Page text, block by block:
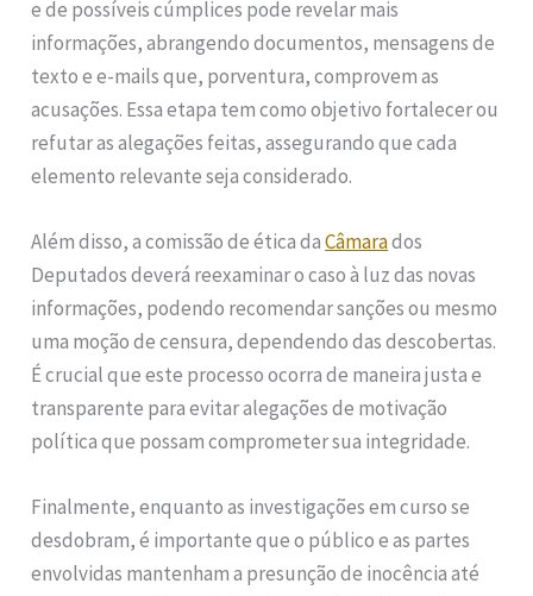
e de possíveis cúmplices pode revelar mais
informações, abrangendo documentos, mensagens de
texto e e-mails que, porventura, comprovem as
acusações. Essa etapa tem como objetivo fortalecer ou
refutar as alegações feitas, assegurando que cada
elemento relevante seja considerado.
Além disso, a comissão de ética daCâmarados
Deputados deverá reexaminar o caso à luz das novas
informações, podendo recomendar sanções ou mesmo
uma moção de censura, dependendo das descobertas.
É crucial que este processo ocorra de maneira justa e
transparente para evitar alegações de motivação
política que possam comprometer sua integridade.
Finalmente, enquanto as investigações em curso se
desdobram, é importante que o público e as partes
envolvidas mantenham a presunção de inocência até